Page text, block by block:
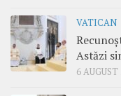
VATICAN
Astăzi
6